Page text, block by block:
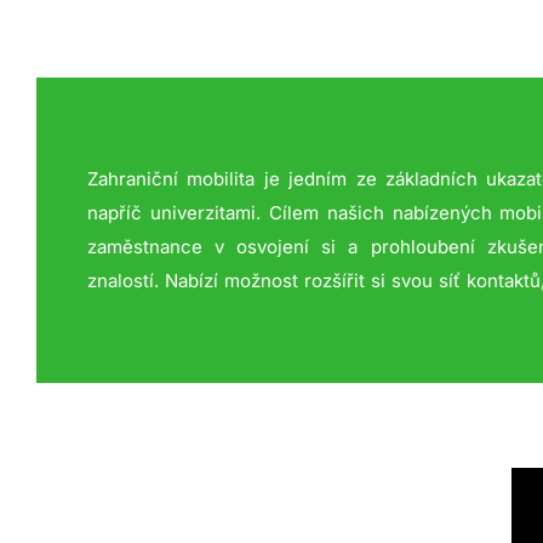
Zahraniční mobilita je jedním ze základních
napříč univerzitami. Cílem našich nabízených
zaměstnance v osvojení si a prohloubení
znalostí. Nabízí možnost rozšířit si svou síť
a podporuje například následnou zaměstnatelnost.
aktivnější práce s cizím jazykem, který je v